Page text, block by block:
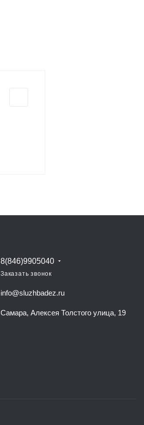
8(846)9905040
Заказать звонок
info@sluzhbadez.ru
Самара, Алексея Толстого улица, 19